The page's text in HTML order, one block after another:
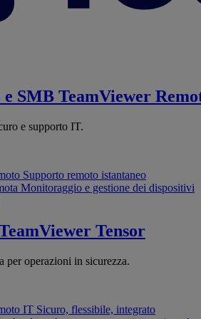
e SMB TeamViewer
e supporto IT.
Supporto remoto istantaneo
Monitoraggio e gestione dei dispositivi
Tensor
per operazioni in sicurezza.
IT Sicuro, flessibile, integrato